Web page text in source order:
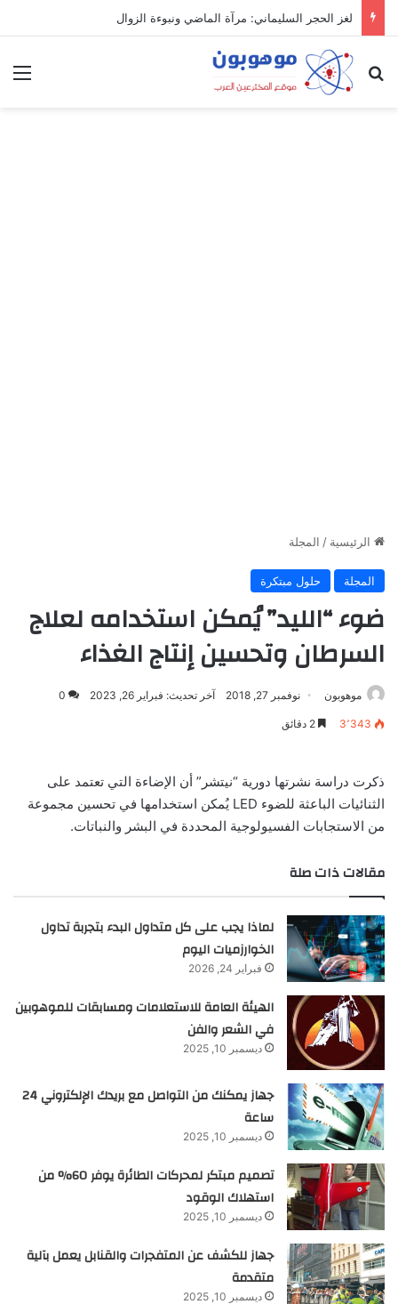
لغز الحجر السليماني: مرآة الماضي ونبوءة الزوال
بحث عن
الرئيسية / المجلة
المجلة حلول مبتكرة
ضوء “الليد” يُمكن استخدامه لعلاج
السرطان وتحسين إنتاج الغذاء
موهوبون نوفمبر 27, 2018 آخر تحديث: فبراير 26, 2023 0
3٬343
ذكرت دراسة نشرتها دورية “نيتشر” أن الإضاءة التي تعتمد على
الثنائيات الباعثة للضوء LED يُمكن استخدامها في تحسين مجموعة
من الاستجابات الفسيولوجية المحددة في البشر والنباتات.
مقالات ذات صلة
لماذا يجب على كل متداول البدء بتجربة تداول
الخوارزميات اليوم
فبراير 24, 2026
الهيئة العامة للاستعلامات ومسابقات للموهوبين
في الشعر والفن
ديسمبر 10, 2025
جهاز يمكنك من التواصل مع بريدك الإلكتروني 24
ساعة
ديسمبر 10, 2025
تصميم مبتكر لمحركات الطائرة يوفر 60% من
استهلاك الوقود
ديسمبر 10, 2025
جهاز للكشف عن المتفجرات والقنابل يعمل بآلية
متقدمة
ديسمبر 10, 2025